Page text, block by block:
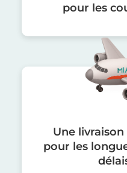
pour les
Une livraison
pour les